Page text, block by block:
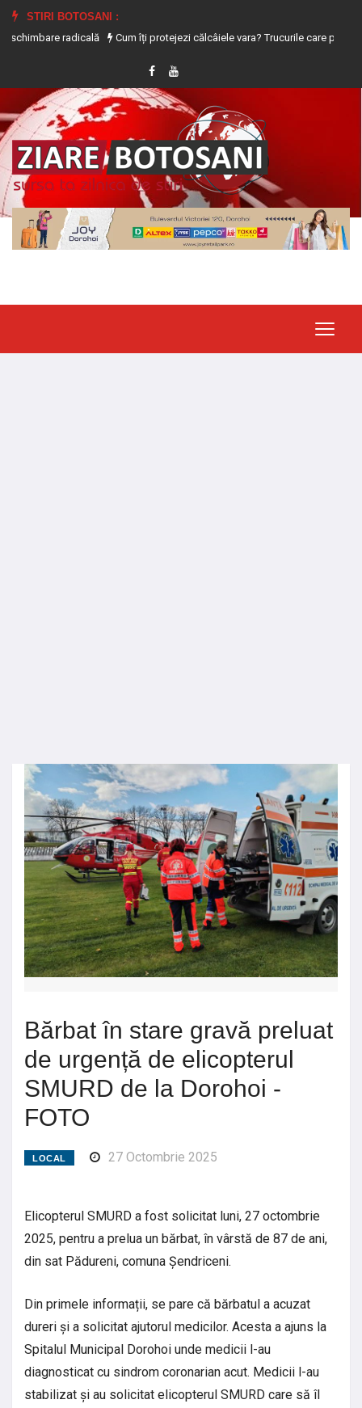
STIRI BOTOSANI :
radicală
Cum îți protejezi călcâiele vara? Trucurile care previn uscarea
Bărbat în stare gravă preluat
de urgență de elicopterul
SMURD de la Dorohoi -
FOTO
LOCAL 27 Octombrie 2025
Elicopterul SMURD a fost solicitat luni, 27 octombrie
2025, pentru a prelua un bărbat, în vârstă de 87 de ani,
din sat Pădureni, comuna Șendriceni.
Din primele informații, se pare că bărbatul a acuzat
dureri și a solicitat ajutorul medicilor. Acesta a ajuns la
Spitalul Municipal Dorohoi unde medicii l-au
diagnosticat cu sindrom coronarian acut. Medicii l-au
stabilizat și au solicitat elicopterul SMURD care să îl